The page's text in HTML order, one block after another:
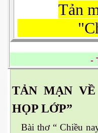
Tản
"Chiều
-
TẢN MẠN
HỌP LỚP”
Bài thơ “ Chiều